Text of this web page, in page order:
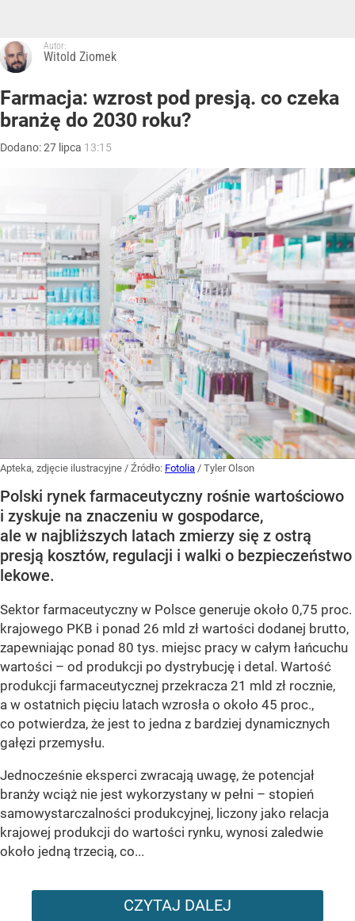
Autor:
Witold Ziomek
Farmacja: wzrost pod presją. co czeka
branżę do 2030 roku?
Dodano:27 lipca 13:15
Apteka, zdjęcie ilustracyjne / Źródło: Fotolia / Tyler Olson
Polski rynek farmaceutyczny rośnie wartościowo
i zyskuje na znaczeniu w gospodarce,
ale w najbliższych latach zmierzy się z ostrą
presją kosztów, regulacji i walki o bezpieczeństwo
lekowe.
Sektor farmaceutyczny w Polsce generuje około 0,75 proc.
krajowego PKB i ponad 26 mld zł wartości dodanej brutto,
zapewniając ponad 80 tys. miejsc pracy w całym łańcuchu
wartości – od produkcji po dystrybucję i detal. Wartość
produkcji farmaceutycznej przekracza 21 mld zł rocznie,
a w ostatnich pięciu latach wzrosła o około 45 proc.,
co potwierdza, że jest to jedna z bardziej dynamicznych
gałęzi przemysłu.
Jednocześnie eksperci zwracają uwagę, że potencjał
branży wciąż nie jest wykorzystany w pełni – stopień
samowystarczalności produkcyjnej, liczony jako relacja
krajowej produkcji do wartości rynku, wynosi zaledwie
około jedną trzecią, co...
CZYTAJ DALEJ